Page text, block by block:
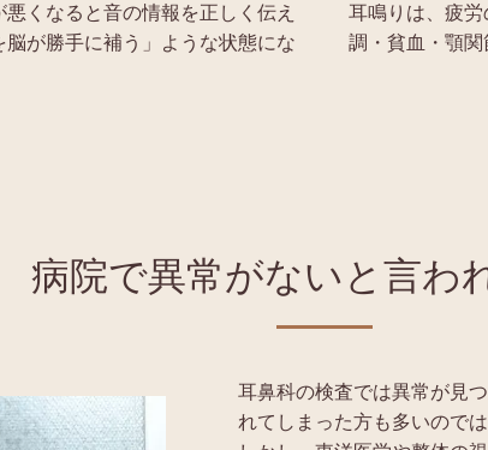
くなると音の情報を正しく伝え
が勝手に補う」ような状態にな
耳鳴りは、疲
調・貧血・顎関
病院で異常がないと言わ
耳鼻科の検査では異常が見
れてしまった方も多いので